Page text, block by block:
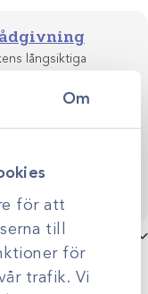
Om
för att
till
för
trafik. Vi
långsiktiga
efter just er